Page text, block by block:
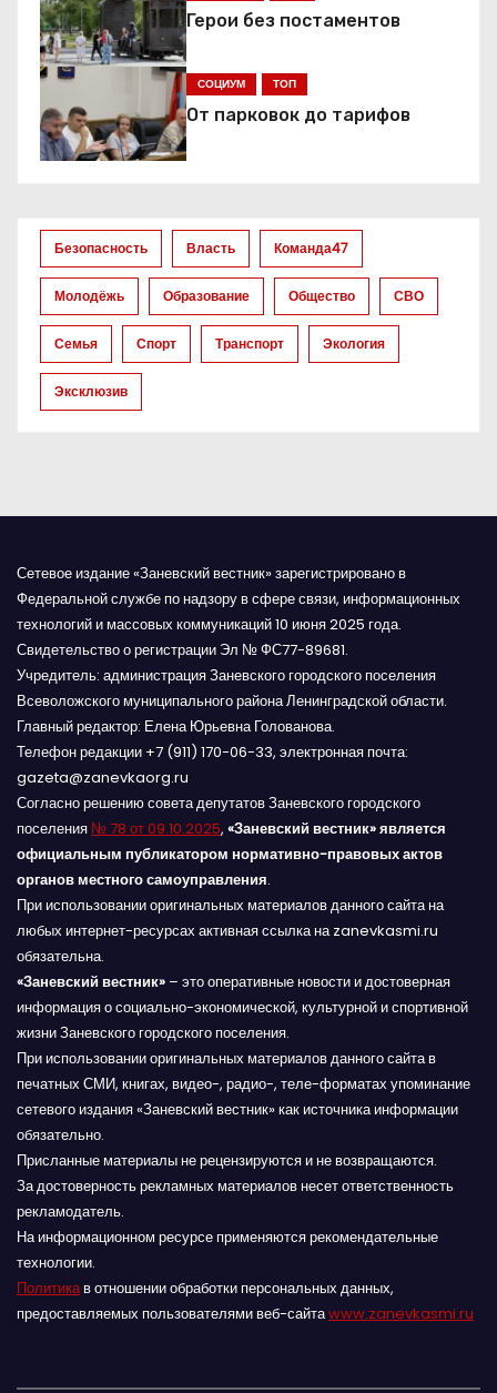
и
я
п
о
а
п
Герои без постаментов
СОЦИУМ ТОП
От парковок до тарифов
Безопасность Власть Команда47
Молодёжь Образование Общество СВО
Семья Спорт Транспорт Экология
Эксклюзив
Сетевое издание «Заневский вестник» зарегистрировано в
Федеральной службе по надзору в сфере связи, информационных
технологий и массовых коммуникаций 10 июня 2025 года.
Свидетельство о регистрации Эл № ФС77-89681.
Учредитель: администрация Заневского городского поселения
Всеволожского муниципального района Ленинградской области.
Главный редактор: Елена Юрьевна Голованова.
Телефон редакции +7 (911) 170-06-33, электронная почта:
gazeta@zanevkaorg.ru
Согласно решению совета депутатов Заневского городского
поселения № 78 от 09.10.2025, «Заневский вестник» является
официальным публикатором нормативно-правовых актов
органов местного самоуправления.
При использовании оригинальных материалов данного сайта на
любых интернет-ресурсах активная ссылка на zanevkasmi.ru
обязательна.
«Заневский вестник» – это оперативные новости и достоверная
информация о социально-экономической, культурной и спортивной
жизни Заневского городского поселения.
При использовании оригинальных материалов данного сайта в
печатных СМИ, книгах, видео-, радио-, теле-форматах упоминание
сетевого издания «Заневский вестник» как источника информации
обязательно.
Присланные материалы не рецензируются и не возвращаются.
За достоверность рекламных материалов несет ответственность
рекламодатель.
На информационном ресурсе применяются рекомендательные
технологии.
Политикав отношении обработки персональных данных,
предоставляемых пользователями веб-сайтаwww.zanevkasmi.ru